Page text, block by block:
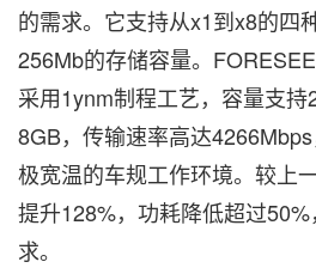
的需求。它支持从x1到x8的四
256Mb的存储容量。
采用1ynm制程工艺，容量支
8GB，传输速率高达
极宽温的车规工作环境。较上
提升128%，功耗降低超过
求。